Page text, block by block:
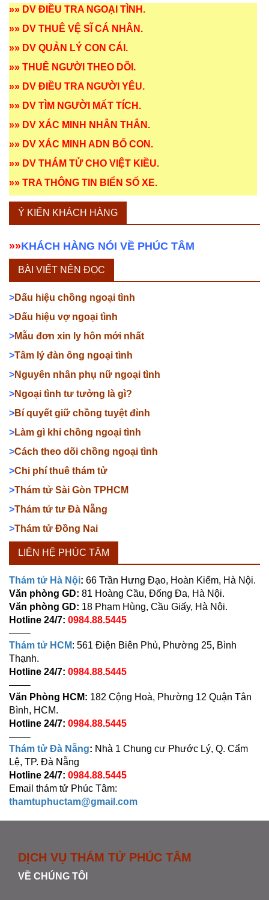
»» DV ĐIỀU TRA NGOẠI TÌNH .
»» DV THUÊ VỆ SĨ CÁ NHÂN .
»» DV QUẢN LÝ CON CÁI .
»» THUÊ NGƯỜI THEO DÕI .
»» DV ĐIỀU TRA NGƯỜI YÊU.
»» DV TÌM NGƯỜI MẤT TÍCH .
»» DV XÁC MINH NHÂN THÂN .
»» DV XÁC MINH ADN BỐ CON .
»» DV THÁM TỬ CHO VIỆT KIỀU.
»» TRA THÔNG TIN BIỂN SỐ XE.
Ý KIẾN KHÁCH HÀNG
»»KHÁCH HÀNG NÓI VỀ PHÚC TÂM
BÀI VIẾT NÊN ĐỌC
>Dấu hiệu chồng ngoại tình
>Dấu hiệu vợ ngoại tình
>Mẫu đơn xin ly hôn mới nhất
>Tâm lý đàn ông ngoại tình
>Nguyên nhân phụ nữ ngoại tình
>Ngoại tình tư tưởng là gì?
>Bí quyết giữ chồng tuyệt đỉnh
>Làm gì khi chồng ngoại tình
>Cách theo dõi chồng ngoại tình
>Chi phí thuê thám tử
>Thám tử Sài Gòn TPHCM
>Thám tử tư Đà Nẵng
>Thám tử Đồng Nai
LIÊN HỆ PHÚC TÂM
Thám tử Hà Nội: 66 Trần Hưng Đạo, Hoàn Kiếm, Hà Nội.
Văn phòng GD: 81 Hoàng Cầu, Đống Đa, Hà Nội.
Văn phòng GD: 18 Phạm Hùng, Cầu Giấy, Hà Nội.
Hotline 24/7: 0984.88.5445
——–
Thám tử HCM: 561 Điện Biên Phủ, Phường 25, Bình
Thạnh.
Hotline 24/7: 0984.88.5445
——–
Văn Phòng HCM: 182 Cộng Hoà, Phường 12 Quận Tân
Bình, HCM.
Hotline 24/7: 0984.88.5445
——–
Thám tử Đà Nẵng: Nhà 1 Chung cư Phước Lý, Q. Cẩm
Lệ, TP. Đà Nẵng
Hotline 24/7: 0984.88.5445
Email thám tử Phúc Tâm:
thamtuphuctam@gmail.com
DỊCH VỤ THÁM TỬ PHÚC TÂM
VỀ CHÚNG TÔI